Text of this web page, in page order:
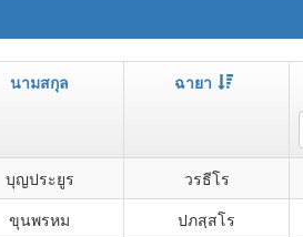
นามสกุล ฉายา
บุญประยูร วรธีโร
ขุนพรหม ปภสฺสโร